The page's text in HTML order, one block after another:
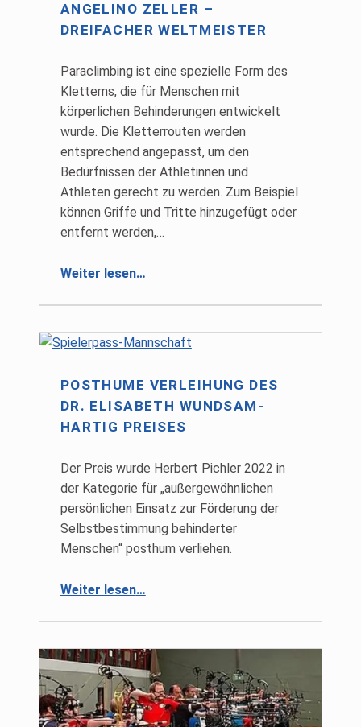
ANGELINO ZELLER –
DREIFACHER WELTMEISTER
Paraclimbing ist eine spezielle Form des
Kletterns, die für Menschen mit
körperlichen Behinderungen entwickelt
wurde. Die Kletterrouten werden
entsprechend angepasst, um den
Bedürfnissen der Athletinnen und
Athleten gerecht zu werden. Zum Beispiel
können Griffe und Tritte hinzugefügt oder
entfernt werden,…
Weiter lesen…
POSTHUME VERLEIHUNG DES
DR. ELISABETH WUNDSAM-
HARTIG PREISES
Der Preis wurde Herbert Pichler 2022 in
der Kategorie für „außergewöhnlichen
persönlichen Einsatz zur Förderung der
Selbstbestimmung behinderter
Menschen“ posthum verliehen.
Weiter lesen“Posthume Verleihung des Dr. Elisabeth Wundsam-Hartig Preises”
…